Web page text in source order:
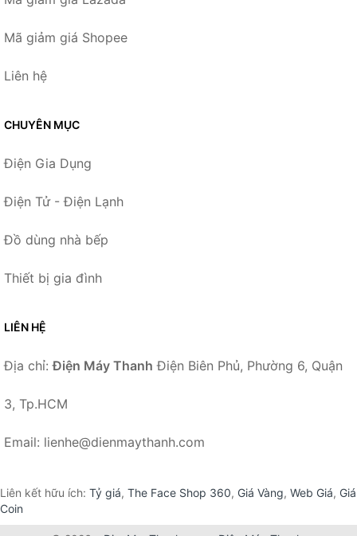
Mã giảm giá Shopee
Liên hệ
CHUYÊN MỤC
Điện Gia Dụng
Điện Tử - Điện Lạnh
Đồ dùng nhà bếp
Thiết bị gia đình
LIÊN HỆ
Địa chỉ:Điện Máy Thanh Điện Biên Phủ, Phường 6, Quận
3, Tp.HCM
Email: lienhe@dienmaythanh.com
Liên kết hữu ích: Tỷ giá, The Face Shop 360, Giá Vàng, Web Giá, Giá
Coin